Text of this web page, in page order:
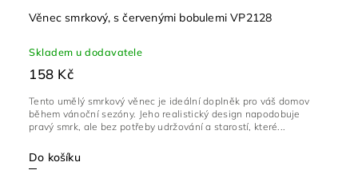
Věnec smrkový, s červenými bobulemi VP2128
Skladem u dodavatele
158 Kč
Do košíku
Tento umělý smrkový věnec je ideální doplněk pro váš domov
během vánoční sezóny. Jeho realistický design napodobuje
pravý smrk, ale bez potřeby udržování a starostí, které...